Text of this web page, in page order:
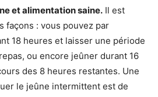
et alimentation saine. Il est
façons : vous pouvez par
18 heures et laisser une période
ou encore jeûner durant 16
des 8 heures restantes. Une
le jeûne intermittent est de